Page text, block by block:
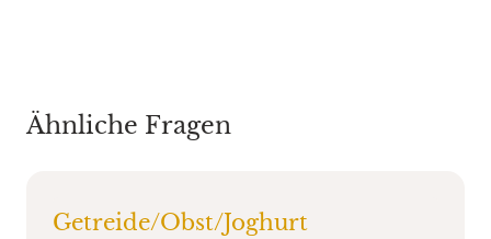
Ähnliche Fragen
Getreide/Obst/Joghurt